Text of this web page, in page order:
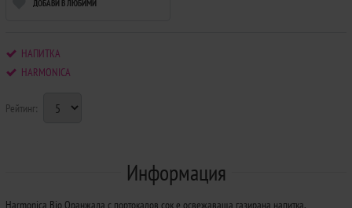
ДОБАВИ В ЛЮБИМИ
НАПИТКА
HARMONICA
Рейтинг:
Информация